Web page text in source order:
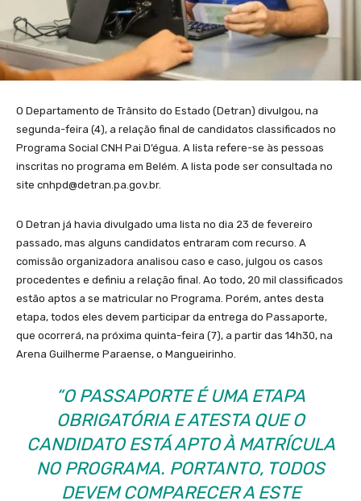
O Departamento de Trânsito do Estado (Detran) divulgou, na
segunda-feira (4), a relação final de candidatos classificados no
Programa Social CNH Pai D’égua. A lista refere-se às pessoas
inscritas no programa em Belém. A lista pode ser consultada no
site cnhpd@detran.pa.gov.br.
O Detran já havia divulgado uma lista no dia 23 de fevereiro
passado, mas alguns candidatos entraram com recurso. A
comissão organizadora analisou caso e caso, julgou os casos
procedentes e definiu a relação final. Ao todo, 20 mil classificados
estão aptos a se matricular no Programa. Porém, antes desta
etapa, todos eles devem participar da entrega do Passaporte,
que ocorrerá, na próxima quinta-feira (7), a partir das 14h30, na
Arena Guilherme Paraense, o Mangueirinho.
“O PASSAPORTE É UMA ETAPA
OBRIGATÓRIA E ATESTA QUE O
CANDIDATO ESTÁ APTO À MATRÍCULA
NO PROGRAMA. PORTANTO, TODOS
DEVEM COMPARECER A ESTE